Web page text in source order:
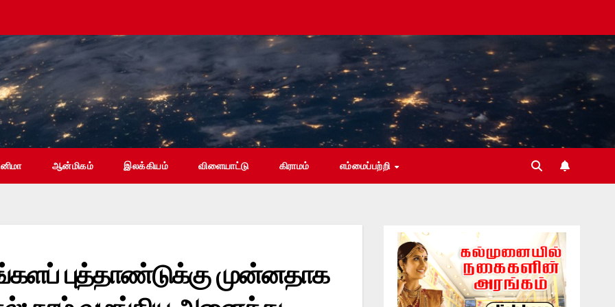
ஆன்மிகம் இலக்கியம் விளையாட்டு கிராமம் எம்மைப்பற்றி
புத்தாண்டுக்கு முன்னதாக